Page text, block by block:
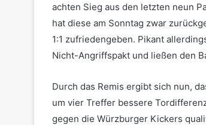
achten Sieg aus den letzten neun
hat diese am Sonntag zwar
1:1 zufriedengeben. Pikant
Nicht-Angriffspakt und ließen den
Durch das Remis ergibt sich nun,
um vier Treffer bessere
gegen die Würzburger Kickers